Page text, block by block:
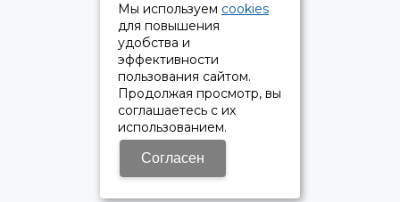
Мы используем cookies
для повышения
удобства и
эффективности
пользования сайтом.
Продолжая просмотр, вы
соглашаетесь с их
использованием.
Согласен